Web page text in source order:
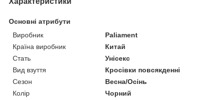
Основні атрибути
Виробник
Paliament
Країна виробник
Китай
Стать
Унісекс
Вид взуття
Кросівки повсякденні
Сезон
Весна/Осінь
Колір
Чорний